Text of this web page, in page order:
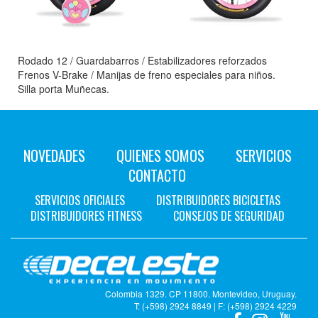
Rodado 12 / Guardabarros / Estabilizadores reforzados
Frenos V-Brake / Manijas de freno especiales para niños.
Silla porta Muñecas.
NOVEDADES QUIENES SOMOS
SERVICIOS
CONTACTO
SERVICIOS OFICIALES
DISTRIBUIDORES BICICLETAS
DISTRIBUIDORES FITNESS
CONSEJOS DE SEGURIDAD
Colombia 1329. CP 11800. Montevideo, Uruguay.
T: (+598) 2924 8849 | F: (+598) 2924 4229